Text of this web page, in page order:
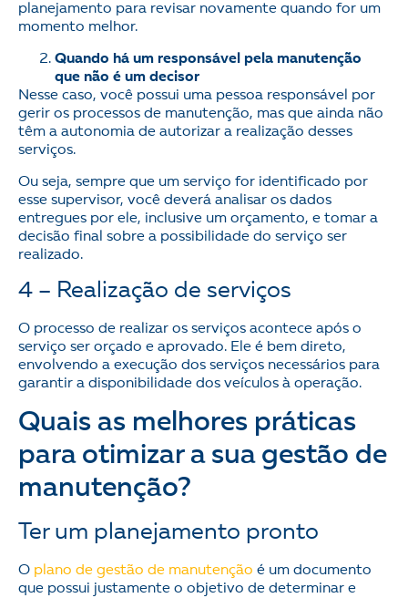
planejamento para revisar novamente quando for um
momento melhor.
Quando há um responsável pela manutenção
que não é um decisor
Nesse caso, você possui uma pessoa responsável por
gerir os processos de manutenção, mas que ainda não
têm a autonomia de autorizar a realização desses
serviços.
Ou seja, sempre que um serviço for identificado por
esse supervisor, você deverá analisar os dados
entregues por ele, inclusive um orçamento, e tomar a
decisão final sobre a possibilidade do serviço ser
realizado.
4 – Realização de serviços
O processo de realizar os serviços acontece após o
serviço ser orçado e aprovado. Ele é bem direto,
envolvendo a execução dos serviços necessários para
garantir a disponibilidade dos veículos à operação.
Quais as melhores práticas
para otimizar a sua gestão de
manutenção?
Ter um planejamento pronto
O plano de gestão de manutenção é um documento
que possui justamente o objetivo de determinar e